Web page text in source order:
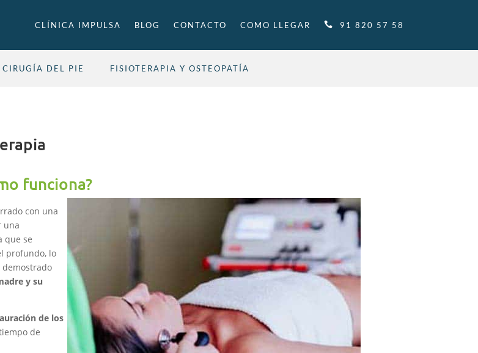
CLÍNICA IMPULSA BLOG CONTACTO COMO LLEGAR 91 820 57 58
CIRUGÍA DEL PIE FISIOTERAPIA Y OSTEOPATÍA
funciona?
con una
una
que se
profundo, lo
y su
de los
de